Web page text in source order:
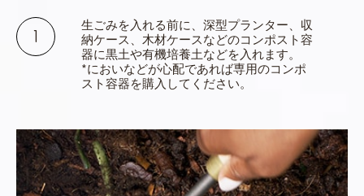
生ごみを入れる前に、深型プランター、収
納ケース、木材ケースなどのコンポスト容
器に黒土や有機培養土などを入れます。
*においなどが心配であれば専用のコンポ
スト容器を購入してください。